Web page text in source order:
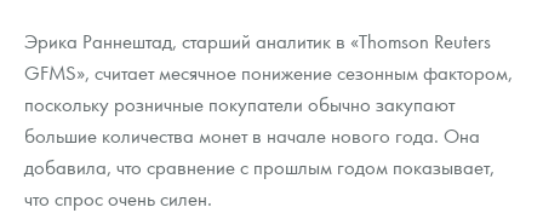
Эрика Раннештад, старший аналитик в «Thomson Reuters
GFMS», считает месячное понижение сезонным фактором,
поскольку розничные покупатели обычно закупают
большие количества монет в начале нового года. Она
добавила, что сравнение с прошлым годом показывает,
что спрос очень силен.